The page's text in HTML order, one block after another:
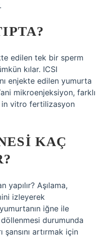
edilen tek bir sperm
kılar. ICSI
enjekte edilen yumurta
mikroenjeksiyon, farklı
vitro fertilizasyon
KAÇ
yapılır? Aşılama,
izleyerek
iğne ile
durumunda
şansını artırmak için